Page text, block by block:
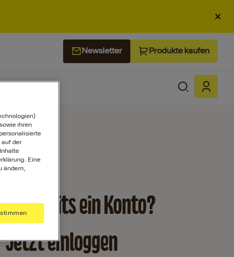
×
Newsletter Produkte kaufen
bereits ein Konto?
Jetzt einloggen
sowie ihren
auf der
Eine
ändern,